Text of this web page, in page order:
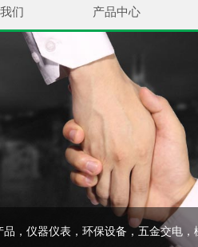
们 产品中心
，仪器仪表，环保设备，五金交电，